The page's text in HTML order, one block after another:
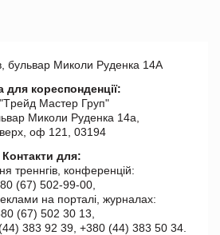
бульвар Миколи Руденка 14А
для кореспонденції:
Мастер Груп"
Миколи Руденка 14а,
оф 121, 03194
Контакти для:
треннгів, конференцій:
(67) 502-99-00,
на порталі, журналах:
(67) 502 30 13,
383 92 39, +380 (44) 383 50 34.